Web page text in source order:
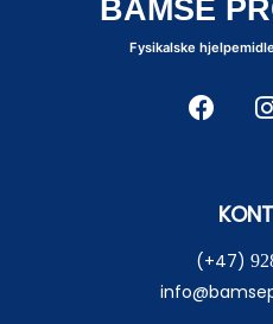
BAMSE
Fysikalske
(+47)